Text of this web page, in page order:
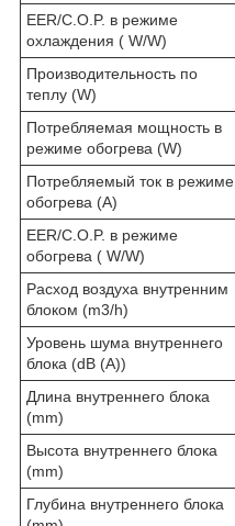
EER/C.O.P. в режиме
охлаждения ( W/W)
Производительность по
теплу (W)
Потребляемая мощность в
режиме обогрева (W)
Потребляемый ток в режиме
обогрева (A)
EER/C.O.P. в режиме
обогрева ( W/W)
Расход воздуха внутренним
блоком (m3/h)
Уровень шума внутреннего
блока (dB (A))
Длина внутреннего блока
(mm)
Высота внутреннего блока
(mm)
Глубина внутреннего блока